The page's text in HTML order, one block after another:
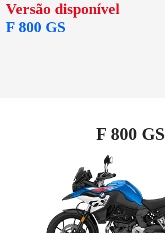
Versão disponível
F 800 GS
F 800 GS